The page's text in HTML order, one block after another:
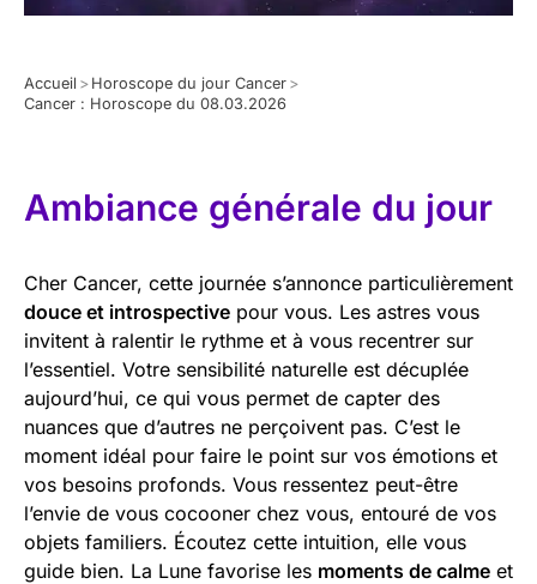
Accueil > Horoscope du jour Cancer >
Cancer : Horoscope du 08.03.2026
Ambiance générale du jour
Cher Cancer, cette journée s’annonce particulièrement
douce et introspective pour vous. Les astres vous
invitent à ralentir le rythme et à vous recentrer sur
l’essentiel. Votre sensibilité naturelle est décuplée
aujourd’hui, ce qui vous permet de capter des
nuances que d’autres ne perçoivent pas. C’est le
moment idéal pour faire le point sur vos émotions et
vos besoins profonds. Vous ressentez peut-être
l’envie de vous cocooner chez vous, entouré de vos
objets familiers. Écoutez cette intuition, elle vous
guide bien. La Lune favorise les moments de calme et